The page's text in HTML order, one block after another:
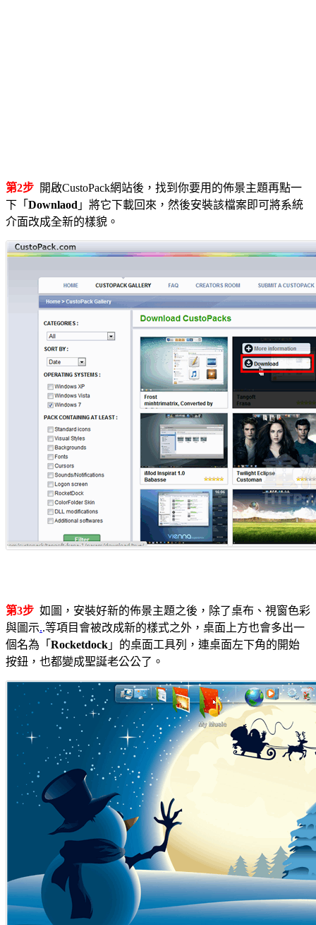
第2步 開啟CustoPack網站後，找到你要用的佈景主題再點一
下「 Downlaod 」將它下載回來，然後安裝該檔案即可將系統
介面改成全新的樣貌。
第3步 如圖，安裝好新的佈景主題之後，除了桌布、視窗色彩
與圖示..等項目會被改成新的樣式之外，桌面上方也會多出一
個名為「 Rocketdock 」的桌面工具列，連桌面左下角的開始
按鈕，也都變成聖誕老公公了。